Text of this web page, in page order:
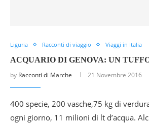
Liguria Racconti di viaggio Viaggi in Italia
ACQUARIO DI GENOVA: UN
by Racconti di Marche 21 Novembre 2016
400 specie, 200 vasche,75 kg di
ogni giorno, 11 milioni di lt d’acqua.